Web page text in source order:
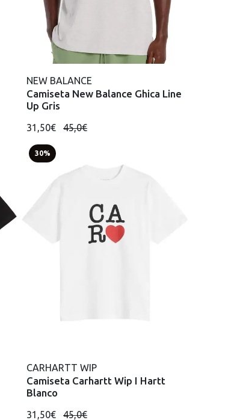
NEW BALANCE
Camiseta New Balance Ghica Line
Up Gris
31,50€ 45,0€
30%
CARHARTT WIP
Camiseta Carhartt Wip I Hartt
Blanco
31,50€ 45,0€